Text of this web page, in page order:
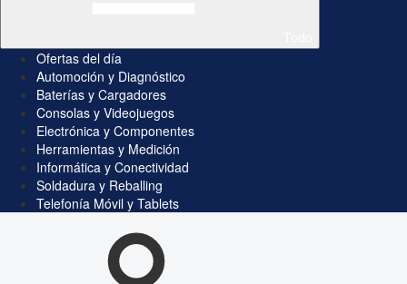
Ofertas del día
Automoción y Diagnóstico
Baterías y Cargadores
Consolas y Videojuegos
Electrónica y Componentes
Herramientas y Medición
Informática y Conectividad
Soldadura y Reballing
Telefonía Móvil y Tablets